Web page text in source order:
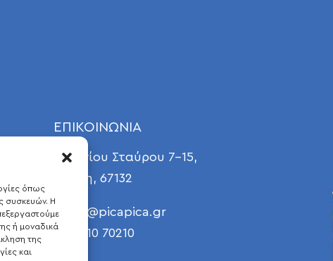
όπως
συσκευών. Η
ή μοναδικά
της
και
ΕΠΙΚΟΙΝΩΝΙΑ
Γεωργίου Σταύρου 7-15,
Ξάνθη, 67132
E
info@picapica.gr
T 25410 70210